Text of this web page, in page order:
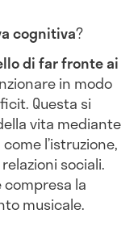
cognitiva?
di far fronte ai
in modo
Questa si
vita mediante
l’istruzione,
sociali.
compresa la
musicale.